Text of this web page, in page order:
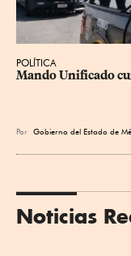
POLÍTICA
Mando Unificado
Por Gobierno del Estado de
Noticias